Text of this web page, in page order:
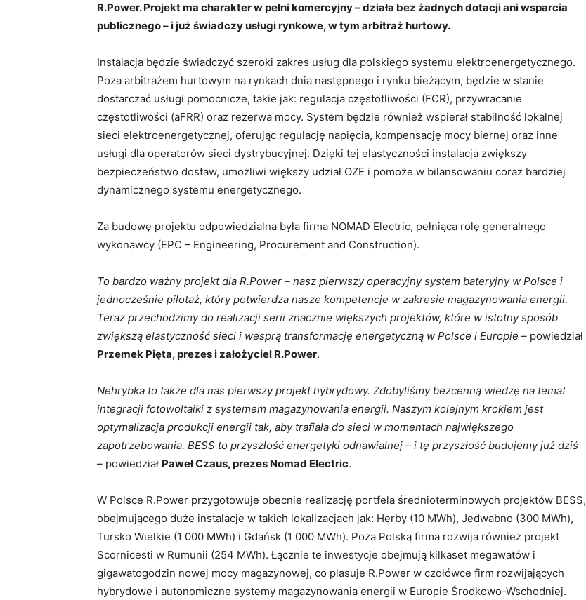
R.Power. Projekt ma charakter w pełni komercyjny – działa bez żadnych dotacji ani wsparcia
publicznego – i już świadczy usługi rynkowe, w tym arbitraż hurtowy.
Instalacja będzie świadczyć szeroki zakres usług dla polskiego systemu elektroenergetycznego.
Poza arbitrażem hurtowym na rynkach dnia następnego i rynku bieżącym, będzie w stanie
dostarczać usługi pomocnicze, takie jak: regulacja częstotliwości (FCR), przywracanie
częstotliwości (aFRR) oraz rezerwa mocy. System będzie również wspierał stabilność lokalnej
sieci elektroenergetycznej, oferując regulację napięcia, kompensację mocy biernej oraz inne
usługi dla operatorów sieci dystrybucyjnej. Dzięki tej elastyczności instalacja zwiększy
bezpieczeństwo dostaw, umożliwi większy udział OZE i pomoże w bilansowaniu coraz bardziej
dynamicznego systemu energetycznego.
Za budowę projektu odpowiedzialna była firma NOMAD Electric, pełniąca rolę generalnego
wykonawcy (EPC – Engineering, Procurement and Construction).
To bardzo ważny projekt dla R.Power – nasz pierwszy operacyjny system bateryjny w Polsce i
jednocześnie pilotaż, który potwierdza nasze kompetencje w zakresie magazynowania energii.
Teraz przechodzimy do realizacji serii znacznie większych projektów, które w istotny sposób
zwiększą elastyczność sieci i wesprą transformację energetyczną w Polsce i Europie – powiedział
Przemek Pięta, prezes i założyciel R.Power.
Nehrybka to także dla nas pierwszy projekt hybrydowy. Zdobyliśmy bezcenną wiedzę na temat
integracji fotowoltaiki z systemem magazynowania energii. Naszym kolejnym krokiem jest
optymalizacja produkcji energii tak, aby trafiała do sieci w momentach największego
zapotrzebowania. BESS to przyszłość energetyki odnawialnej – i tę przyszłość budujemy już dziś
– powiedział Paweł Czaus, prezes Nomad Electric.
W Polsce R.Power przygotowuje obecnie realizację portfela średnioterminowych projektów BESS,
obejmującego duże instalacje w takich lokalizacjach jak: Herby (10 MWh), Jedwabno (300 MWh),
Tursko Wielkie (1 000 MWh) i Gdańsk (1 000 MWh). Poza Polską firma rozwija również projekt
Scornicesti w Rumunii (254 MWh). Łącznie te inwestycje obejmują kilkaset megawatów i
gigawatogodzin nowej mocy magazynowej, co plasuje R.Power w czołówce firm rozwijających
hybrydowe i autonomiczne systemy magazynowania energii w Europie Środkowo-Wschodniej.